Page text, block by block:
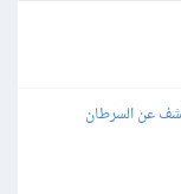
عن السرطان